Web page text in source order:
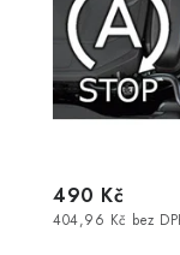
404,96 Kč bez
490 Kč